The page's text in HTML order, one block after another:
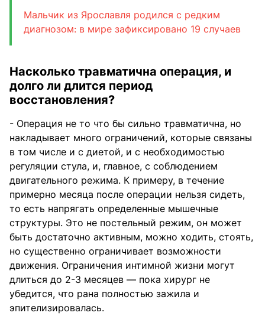
Мальчик из Ярославля родился с редким
диагнозом: в мире зафиксировано 19 случаев
Насколько травматична операция, и
долго ли длится период
восстановления?
- Операция не то что бы сильно травматична, но
накладывает много ограничений, которые связаны
в том числе и с диетой, и с необходимостью
регуляции стула, и, главное, с соблюдением
двигательного режима. К примеру, в течение
примерно месяца после операции нельзя сидеть,
то есть напрягать определенные мышечные
структуры. Это не постельный режим, он может
быть достаточно активным, можно ходить, стоять,
но существенно ограничивает возможности
движения. Ограничения интимной жизни могут
длиться до 2-3 месяцев — пока хирург не
убедится, что рана полностью зажила и
эпителизировалась.